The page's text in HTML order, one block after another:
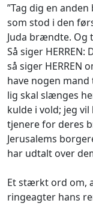
”Tag dig en
som stod i den
Juda brændte. Og
Så siger
så siger HERREN
have nogen
lig skal slænges
kulde i vold; jeg
tjenere for deres
Jerusalems
har udtalt over
Et stærkt ord om,
ringeagter hans